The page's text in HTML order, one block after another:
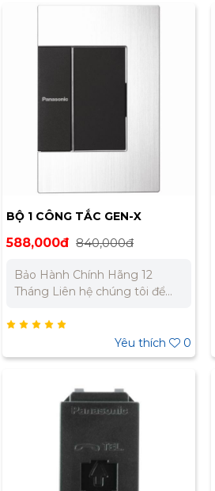
chuẩn: BS Bảo Hành Chính
BỘ 1 CÔNG TẮC GEN-X
WTEG51552S-1-G
588,000đ 840,000đ
Bảo Hành Chính Hãng 12
Tháng Liên hệ chúng tôi để
án. Miền Bắc : 0989 310 979 –
0902 303 733 – 0945 332 980
Yêu thích 0